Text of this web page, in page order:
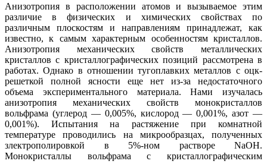
Анизотропия в расположении атомов и вызываемое этим
различие в физических и химических свойствах по
различным плоскостям и направлениям принадлежат, как
известно, к самым характерным особенностям кристаллов.
Анизотропия механических свойств металлических
кристаллов с кристаллографических позиций рассмотрена в
работах. Однако в отношении тугоплавких металлов с оцк-
решеткой полной ясности еще нет из-за недостаточного
объема экспериментального материала. Нами изучалась
анизотропия механических свойств монокристаллов
вольфрама (углерод — 0,005%, кислород — 0,001%, азот —
0,001%). Испытания на растяжение при комнатной
температуре проводились на микрообразцах, полученных
злектрополировкой в 5%-ном растворе NaOH.
Монокристаллы вольфрама с кристаллографическим